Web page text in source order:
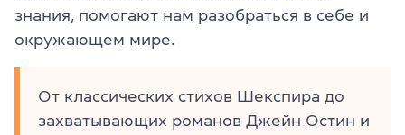
знания, помогают нам разобраться в себе и
окружающем мире.
От классических стихов Шекспира до
захватывающих романов Джейн Остин и